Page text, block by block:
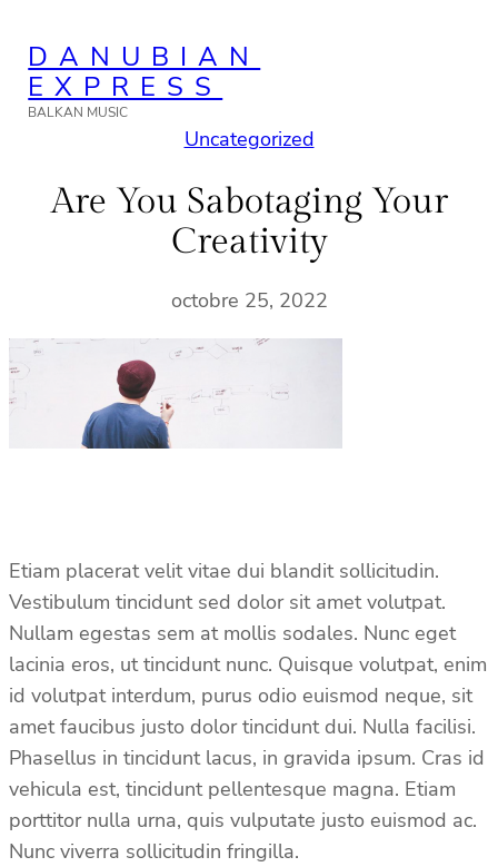
contenu
DANUBIAN
EXPRESS
BALKAN MUSIC
Uncategorized
Are You Sabotaging Your
Creativity
octobre 25, 2022
Etiam placerat velit vitae dui blandit sollicitudin.
Vestibulum tincidunt sed dolor sit amet volutpat.
Nullam egestas sem at mollis sodales. Nunc eget
lacinia eros, ut tincidunt nunc. Quisque volutpat, enim
id volutpat interdum, purus odio euismod neque, sit
amet faucibus justo dolor tincidunt dui. Nulla facilisi.
Phasellus in tincidunt lacus, in gravida ipsum. Cras id
vehicula est, tincidunt pellentesque magna. Etiam
porttitor nulla urna, quis vulputate justo euismod ac.
Nunc viverra sollicitudin fringilla.